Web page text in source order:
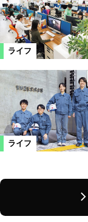
ライフ
ライフ